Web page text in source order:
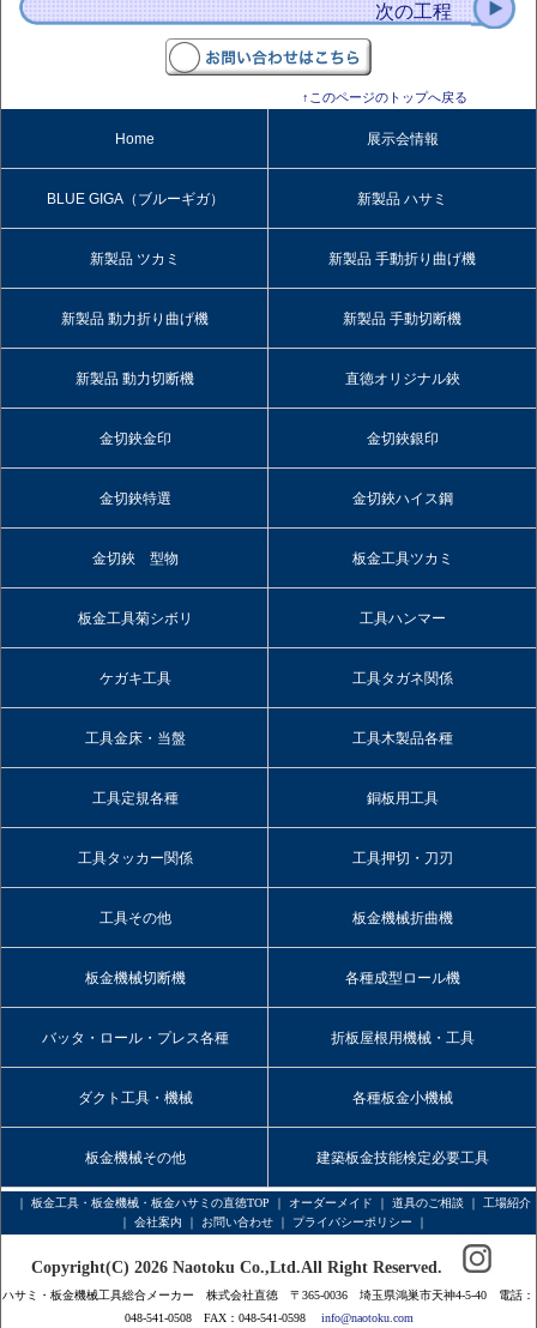
次の工程
↑このページのトップへ戻る
Home 展示会情報
BLUE GIGA（ブルーギガ） 新製品 ハサミ
新製品 ツカミ 新製品 手動折り曲げ機
新製品 動力折り曲げ機 新製品 手動切断機
新製品 動力切断機 直徳オリジナル鋏
金切鋏金印 金切鋏銀印
金切鋏特選 金切鋏ハイス鋼
金切鋏 型物 板金工具ツカミ
板金工具菊シボリ 工具ハンマー
ケガキ工具 工具タガネ関係
工具金床・当盤 工具木製品各種
工具定規各種 銅板用工具
工具タッカー関係 工具押切・刀刃
工具その他 板金機械折曲機
板金機械切断機 各種成型ロール機
バッタ・ロール・プレス各種 折板屋根用機械・工具
ダクト工具・機械 各種板金小機械
板金機械その他 建築板金技能検定必要工具
｜ 板金工具・板金機械・板金ハサミの直徳TOP ｜ オーダーメイド ｜ 道具のご相談 ｜ 工場紹介
｜ 会社案内 ｜ お問い合わせ ｜ プライバシーポリシー ｜
Copyright(C) 2026 Naotoku Co.,Ltd.All Right Reserved.
ハサミ・板金機械工具総合メーカー 株式会社直徳 〒365-0036 埼玉県鴻巣市天神4-5-40 電話：
048-541-0508 FAX：048-541-0598 info@naotoku.com